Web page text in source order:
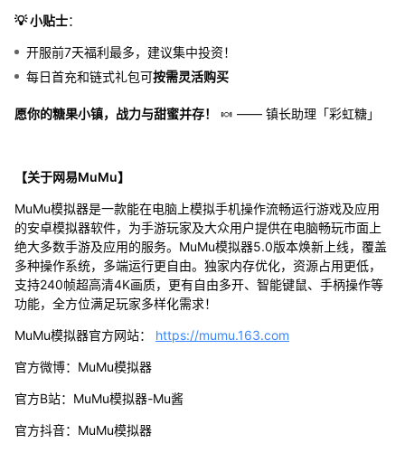
💡 小贴士：
开服前7天福利最多，建议集中投资！
每日首充和链式礼包可按需灵活购买
愿你的糖果小镇，战力与甜蜜并存！ 🍬 —— 镇长助理「彩虹糖」
【关于网易MuMu】
MuMu模拟器是一款能在电脑上模拟手机操作流畅运行游戏及应用
的安卓模拟器软件，为手游玩家及大众用户提供在电脑畅玩市面上
绝大多数手游及应用的服务。MuMu模拟器5.0版本焕新上线，覆盖
多种操作系统，多端运行更自由。独家内存优化，资源占用更低，
支持240帧超高清4K画质，更有自由多开、智能键鼠、手柄操作等
功能，全方位满足玩家多样化需求！
MuMu模拟器官方网站： https://mumu.163.com
官方微博：MuMu模拟器
官方B站：MuMu模拟器-Mu酱
官方抖音：MuMu模拟器